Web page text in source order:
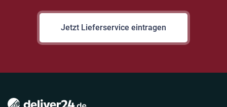
Jetzt Lieferservice eintragen